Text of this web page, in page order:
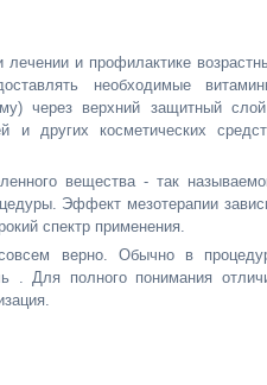
и профилактике
необходимые
через верхний защитный
и других косметических
вещества - так
Эффект мезотерапии
спектр применения.
верно. Обычно в
. Для полного понимания